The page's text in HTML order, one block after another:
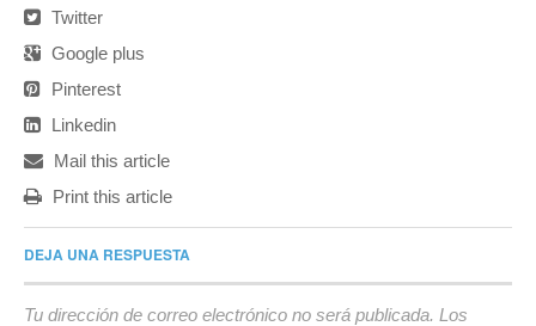
Twitter
Google plus
Pinterest
Linkedin
Mail this article
Print this article
DEJA UNA RESPUESTA
Tu dirección de correo electrónico no será publicada. Los